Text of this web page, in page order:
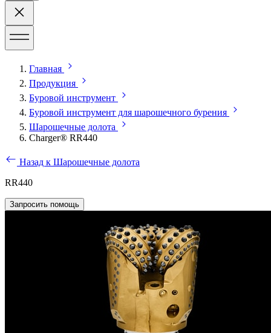
Главная
Продукция
Буровой инструмент
Буровой инструмент для шарошечного бурения
Шарошечные долота
Charger® RR440
Назад к Шарошечные долота
RR440
Запросить помощь